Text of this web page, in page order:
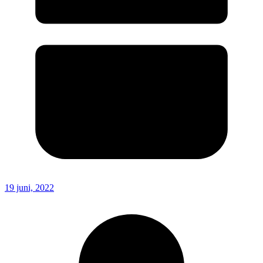
19 juni, 2022